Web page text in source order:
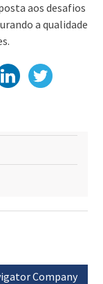
aos desafios
a qualidade
Company